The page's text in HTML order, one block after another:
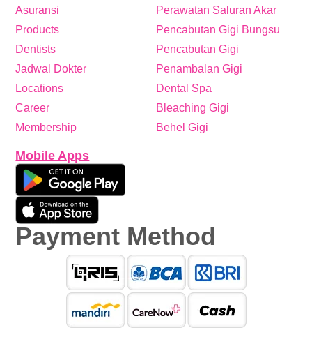
Perawatan Saluran Akar
Pencabutan Gigi Bungsu
Pencabutan Gigi
Penambalan Gigi
Dental Spa
Bleaching Gigi
Behel Gigi
Asuransi
Products
Dentists
Jadwal Dokter
Locations
Career
Membership
Mobile Apps
Payment Method